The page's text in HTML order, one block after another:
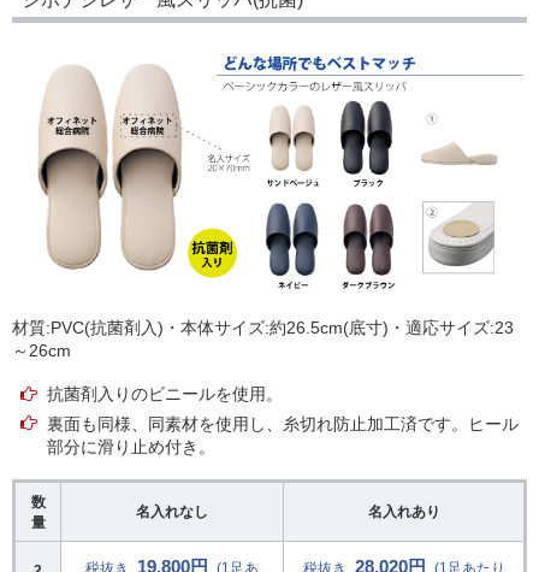
材質:PVC(抗菌剤入)・本体サイズ:約26.5cm(底寸)・適応サイズ:23
～26cm
抗菌剤入りのビニールを使用。
裏面も同様、同素材を使用し、糸切れ防止加工済です。ヒール
部分に滑り止め付き。
数
量
名入れなし 名入れあり
19,800円 28,020円